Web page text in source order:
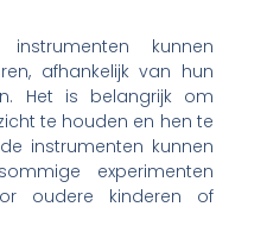
instrumenten kunnen
afhankelijk van hun
Het is belangrijk om
te houden en hen te
instrumenten kunnen
experimenten
oudere kinderen of